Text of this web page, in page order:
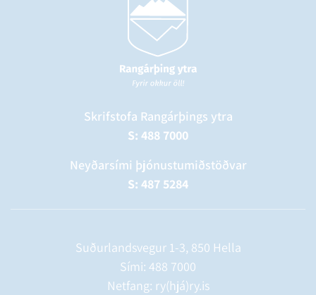
Skrifstofa Rangárþings ytra
S: 488 7000
Neyðarsími þjónustumiðstöðvar
S: 487 5284
Suðurlandsvegur 1-3, 850 Hella
Sími: 488 7000
Netfang: ry(hjá)ry.is